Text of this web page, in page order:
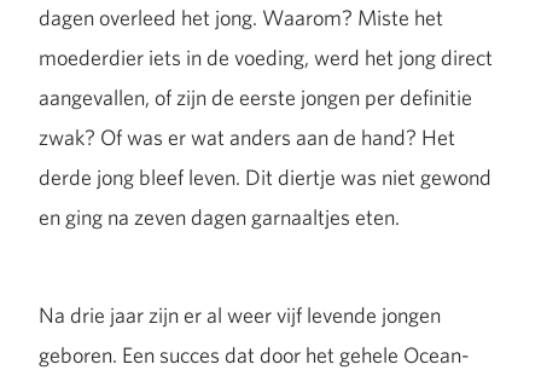
dagen overleed het jong. Waarom? Miste het
moederdier iets in de voeding, werd het jong direct
aangevallen, of zijn de eerste jongen per definitie
zwak? Of was er wat anders aan de hand? Het
derde jong bleef leven. Dit diertje was niet gewond
en ging na zeven dagen garnaaltjes eten.
Na drie jaar zijn er al weer vijf levende jongen
geboren. Een succes dat door het gehele Ocean-